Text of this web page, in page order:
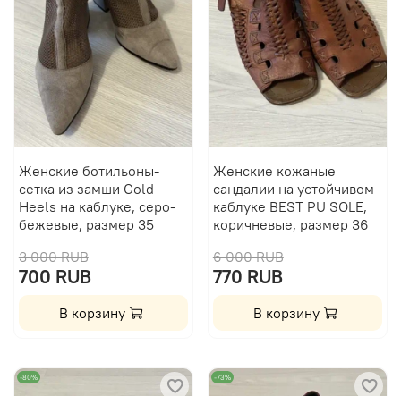
Женские ботильоны-
сетка из замши Gold
Heels на каблуке, серо-
бежевые, размер 35
3 000 RUB
700 RUB
В корзину
Женские кожаные
сандалии на устойчивом
каблуке BEST PU SOLE,
коричневые, размер 36
6 000 RUB
770 RUB
В корзину
-80% -73%